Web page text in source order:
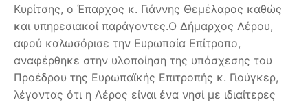
Κυρίτσης, ο Έπαρχος κ. Γιάννης Θεμέλαρος καθώς
και υπηρεσιακοί παράγοντες.Ο Δήμαρχος Λέρου,
αφού καλωσόρισε την Ευρωπαία Επίτροπο,
αναφέρθηκε στην υλοποίηση της υπόσχεσης του
Προέδρου της Ευρωπαϊκής Επιτροπής κ. Γιούγκερ,
λέγοντας ότι η Λέρος είναι ένα νησί με ιδιαίτερες